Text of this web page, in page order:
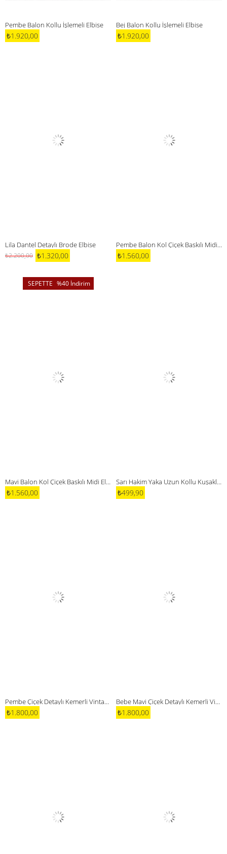
Pembe Balon Kollu İşlemeli Elbise
₺1.920,00
Bej Balon Kollu İşlemeli Elbise
₺1.920,00
Lila Dantel Detaylı Brode Elbise
₺1.320,00
₺2.200,00
%40 İndirim
Pembe Balon Kol Çiçek Baskılı Midi Elbise
₺1.560,00
Mavi Balon Kol Çiçek Baskılı Midi Elbise
₺1.560,00
Sarı Hakim Yaka Uzun Kollu Kuşaklı Elbise
₺499,90
Pembe Çiçek Detaylı Kemerli Vintage Elbise
₺1.800,00
Bebe Mavi Çiçek Detaylı Kemerli Vintage Elbise
₺1.800,00